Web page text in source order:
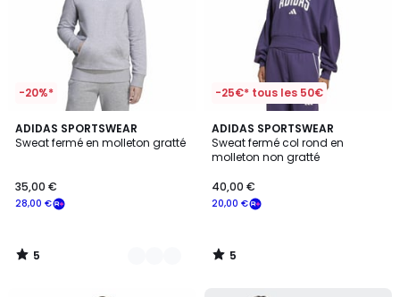
-20%*
ADIDAS SPORTSWEAR
Sweat fermé en molleton gratté
28,00 €
35,00 €
5
/
2
Couleurs
5
/
-25€* tous les 50€
ADIDAS SPORTSWEAR
Sweat fermé col rond en
molleton non gratté
20,00 €
40,00 €
5
/
5
5
/